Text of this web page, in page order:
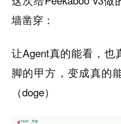
墙凿穿：
让Agent真的能看，也
脚的甲方，变成真的
（doge）